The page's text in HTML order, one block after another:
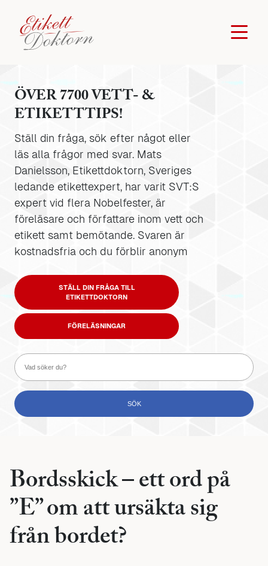
ÖVER 7700 VETT- &
ETIKETTTIPS!
Ställ din fråga, sök efter något eller
läs alla frågor med svar. Mats
Danielsson, Etikettdoktorn, Sveriges
ledande etikettexpert, har varit SVT:S
expert vid flera Nobelfester, är
föreläsare och författare inom vett och
etikett samt bemötande. Svaren är
kostnadsfria och du förblir anonym
STÄLL DIN FRÅGA TILL
ETIKETTDOKTORN
FÖRELÄSNINGAR
Bordsskick – ett ord på
”E” om att ursäkta sig
från bordet?